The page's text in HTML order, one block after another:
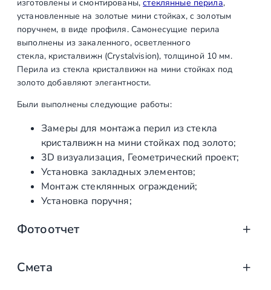
м
н
и
с
т
й
к
х
п
о
д
о
т
изготовлены и смонтированы,стеклянные перила,
установленные на золотые мини стойках, с золотым
поручнем, в виде профиля. Самонесущие перила
выполнены из закаленного, осветленного
стекла, кристалвижн (Crystalvision), толщиной 10 мм.
Перила из стекла кристалвижн на мини стойках под
золото добавляют элегантности.
Были выполнены следующие работы:
Замеры для монтажа перил из стекла
кристалвижн на мини стойках под золото;
3D визуализация, Геометрический проект;
Установка закладных элементов;
Монтаж стеклянных ограждений;
Установка поручня;
Фотоотчет
Смета